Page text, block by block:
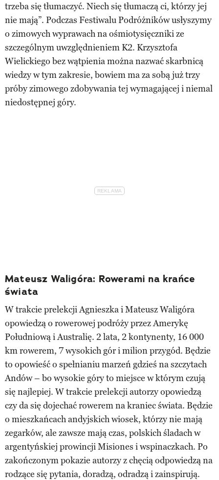
trzeba się tłumaczyć. Niech się tłumaczą ci, którzy jej
nie mają”. Podczas Festiwalu Podróżników usłyszymy
o zimowych wyprawach na ośmiotysięczniki ze
szczególnym uwzględnieniem K2. Krzysztofa
Wielickiego bez wątpienia można nazwać skarbnicą
wiedzy w tym zakresie, bowiem ma za sobą już trzy
próby zimowego zdobywania tej wymagającej i niemal
niedostępnej góry.
Mateusz Waligóra: Rowerami na krańce
świata
W trakcie prelekcji Agnieszka i Mateusz Waligóra
opowiedzą o rowerowej podróży przez Amerykę
Południową i Australię. 2 lata, 2 kontynenty, 16 000
km rowerem, 7 wysokich gór i milion przygód. Będzie
to opowieść o spełnianiu marzeń gdzieś na szczytach
Andów – bo wysokie góry to miejsce w którym czują
się najlepiej. W trakcie prelekcji autorzy opowiedzą
czy da się dojechać rowerem na kraniec świata. Będzie
o mieszkańcach andyjskich wiosek, którzy nie mają
zegarków, ale zawsze mają czas, polskich śladach w
argentyńskiej prowincji Misiones i wspinaczkach. Po
zakończonym pokazie autorzy z chęcią odpowiedzą na
rodzące się pytania, doradzą, odradzą i zainspirują.